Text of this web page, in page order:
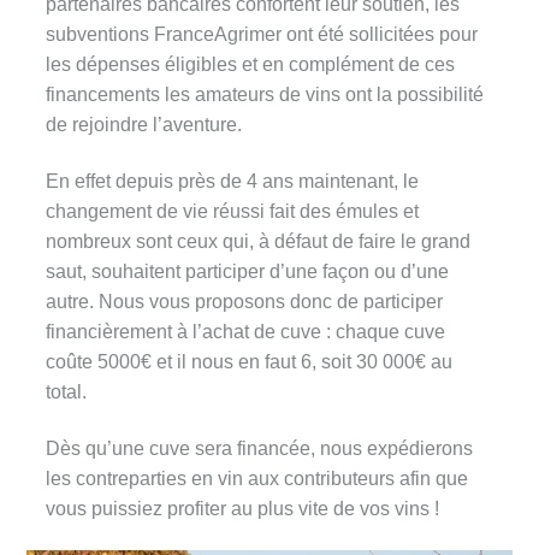
partenaires bancaires confortent leur soutien, les
subventions FranceAgrimer ont été sollicitées pour
les dépenses éligibles et en complément de ces
financements les amateurs de vins ont la possibilité
de rejoindre l’aventure.
En effet depuis près de 4 ans maintenant, le
changement de vie réussi fait des émules et
nombreux sont ceux qui, à défaut de faire le grand
saut, souhaitent participer d’une façon ou d’une
autre. Nous vous proposons donc de participer
financièrement à l’achat de cuve : chaque cuve
coûte 5000€ et il nous en faut 6, soit 30 000€ au
total.
Dès qu’une cuve sera financée, nous expédierons
les contreparties en vin aux contributeurs afin que
vous puissiez profiter au plus vite de vos vins !